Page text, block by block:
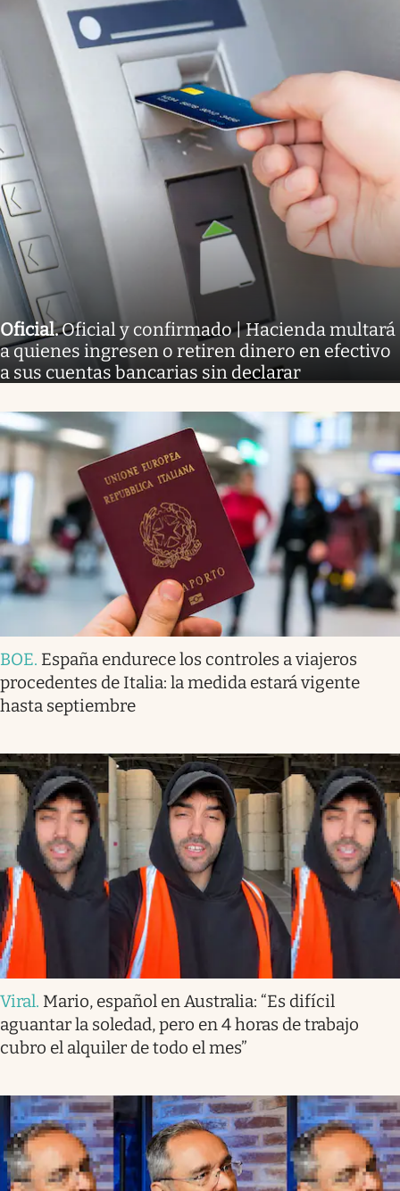
Oficial.Oficial y confirmado | Hacienda multará
a quienes ingresen o retiren dinero en efectivo
a sus cuentas bancarias sin declarar
BOE. España endurece los controles a viajeros
procedentes de Italia: la medida estará vigente
hasta septiembre
Viral. Mario, español en Australia: “Es difícil
aguantar la soledad, pero en 4 horas de trabajo
cubro el alquiler de todo el mes”